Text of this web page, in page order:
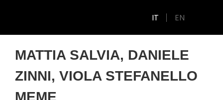
IT EN
MATTIA SALVIA, DANIELE
ZINNI, VIOLA STEFANELLO
MEME